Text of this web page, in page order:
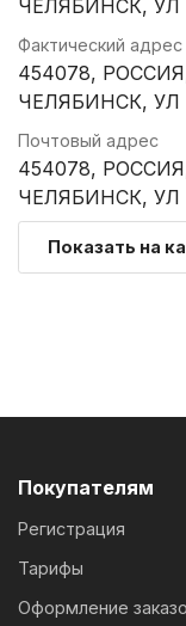
ЧЕЛЯБИНСК,
Фактический адрес
454078,
ЧЕЛЯБИНСК,
Почтовый адрес
454078,
ЧЕЛЯБИНСК,
Показать на
Покупателям
Регистрация
Тарифы
Оформление